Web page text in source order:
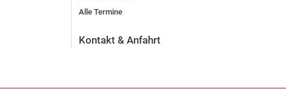
Alle Termine
Kontakt & Anfahrt